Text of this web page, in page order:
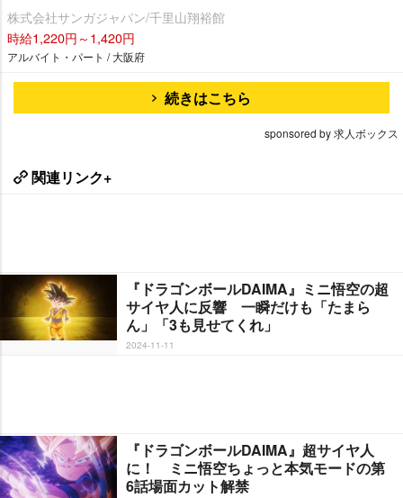
株式会社サンガジャパン/千里山翔裕館
時給1,220円～1,420円
アルバイト・パート / 大阪府
続きはこちら
sponsored by 求人ボックス
関連リンク+
『ドラゴンボールDAIMA』ミニ悟空の超
サイヤ人に反響 一瞬だけも「たまら
ん」「3も見せてくれ」
2024-11-11
『ドラゴンボールDAIMA』超サイヤ人
に！ ミニ悟空ちょっと本気モードの第
6話場面カット解禁